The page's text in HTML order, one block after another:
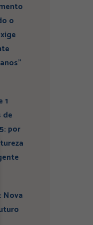
o
1
de
por
Nova